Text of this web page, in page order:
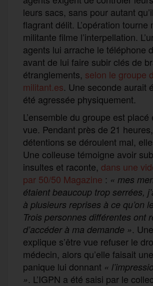
leurs sacs, sans pour autant
flagrant délit. L’opération tourne
militante filme l’interpellation.
agents lui arrache le téléphone
avant de lui faire subir clés de
étranglements, selon le groupe
militant.es. Une seconde aurait
été agressée physiquement.
L’ensemble du groupe est
vue. Pendant près de 21
détentions se déroulent mal,
Une colleuse témoigne avoir
insultes et raconte, dans une
par 50/50 Magazine : « mes
étaient beaucoup trop serrées,
à plusieurs reprises à ce qu’on
Trois personnes différentes ont
d’accéder à ma demande ».
explique s’être vue refuser le
médecin, alors qu’elle faisait
panique lui donnant «
». L’IGPN a été saisi par le